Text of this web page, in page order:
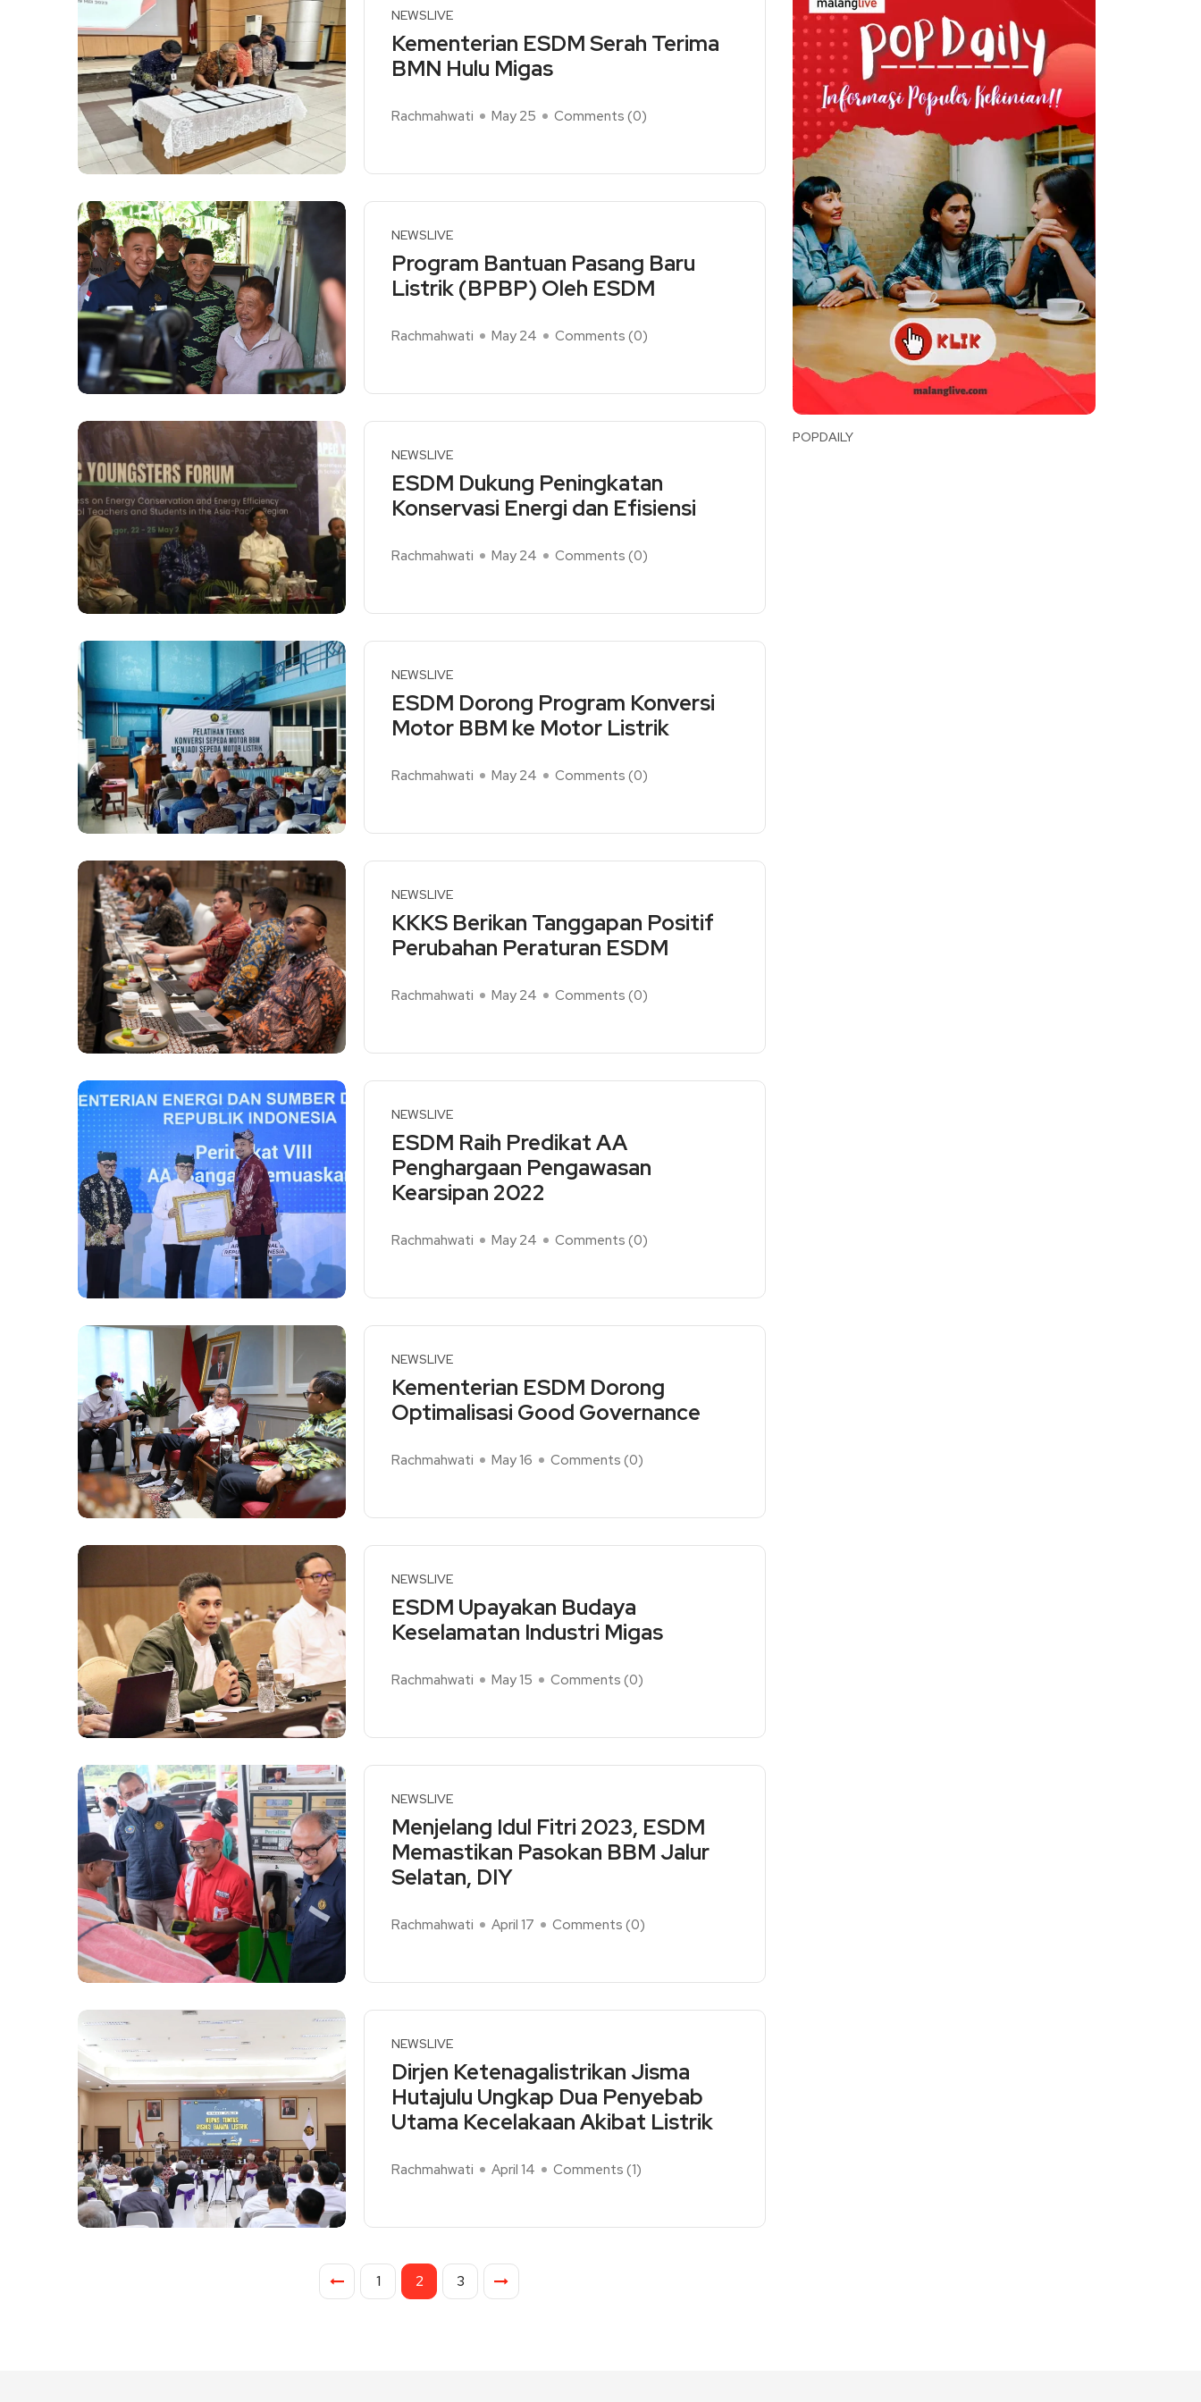
NEWSLIVE
Kementerian ESDM Serah Terima
BMN Hulu Migas
Rachmahwati May 25 Comments (0)
NEWSLIVE
Program Bantuan Pasang Baru
Listrik (BPBP) Oleh ESDM
Rachmahwati May 24 Comments (0)
NEWSLIVE
ESDM Dukung Peningkatan
Konservasi Energi dan Efisiensi
Rachmahwati May 24 Comments (0)
NEWSLIVE
ESDM Dorong Program Konversi
Motor BBM ke Motor Listrik
Rachmahwati May 24 Comments (0)
NEWSLIVE
KKKS Berikan Tanggapan Positif
Perubahan Peraturan ESDM
Rachmahwati May 24 Comments (0)
NEWSLIVE
ESDM Raih Predikat AA
Penghargaan Pengawasan
Kearsipan 2022
Rachmahwati May 24 Comments (0)
NEWSLIVE
Kementerian ESDM Dorong
Optimalisasi Good Governance
Rachmahwati May 16 Comments (0)
NEWSLIVE
ESDM Upayakan Budaya
Keselamatan Industri Migas
Rachmahwati May 15 Comments (0)
NEWSLIVE
Menjelang Idul Fitri 2023, ESDM
Memastikan Pasokan BBM Jalur
Selatan, DIY
Rachmahwati April 17 Comments (0)
NEWSLIVE
Dirjen Ketenagalistrikan Jisma
Hutajulu Ungkap Dua Penyebab
Utama Kecelakaan Akibat Listrik
Rachmahwati April 14 Comments (1)
1 2 3
POPDAILY